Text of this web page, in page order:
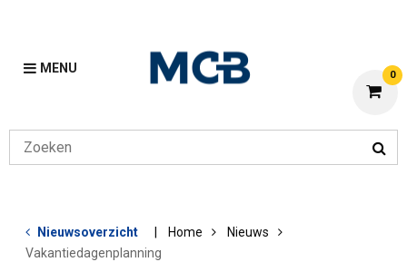
MENU 0
Nieuwsoverzicht Home
Nieuws
Vakantiedagenplanning